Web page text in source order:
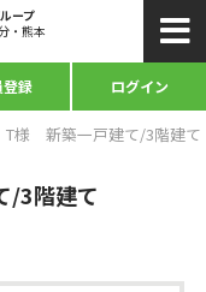
ープ
・熊本
登録 ログイン
様 新築一戸建て/3階建て
3階建て